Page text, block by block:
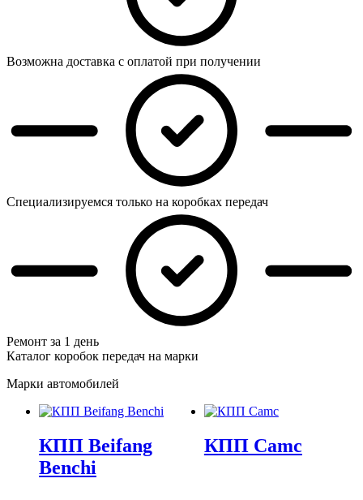
Возможна доставка с оплатой при получении
Специализируемся только на коробках передач
Ремонт за 1 день
Каталог коробок передач на марки
Марки автомобилей
КПП Beifang
Benchi
КПП Camc